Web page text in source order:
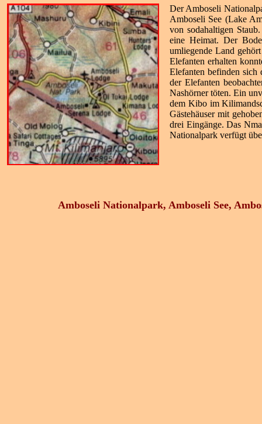
Der Amboseli
Amboseli See (Lake
von sodahaltigen
eine Heimat. Der
umliegende Land
Elefanten erhalten
Elefanten befinden sich
der Elefanten
Nashörner töten. Ein
dem Kibo im
Gästehäuser mit
drei Eingänge. Das
Nationalpark verfügt
Amboseli Nationalpark, Amboseli See,